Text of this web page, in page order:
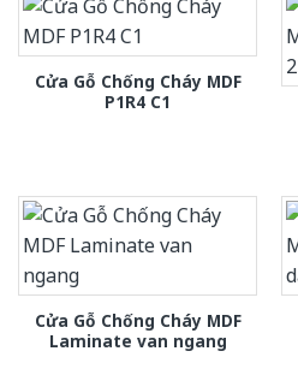
Cửa Gỗ Chống Cháy MDF
P1R4 C1
Cửa Gỗ Chống Cháy MDF
Laminate van ngang